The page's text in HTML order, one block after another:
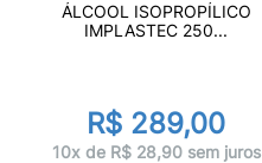
ÁLCOOL ISOPROPÍLICO
IMPLASTEC 250...
R$ 289,00
10x de R$ 28,90 sem juros